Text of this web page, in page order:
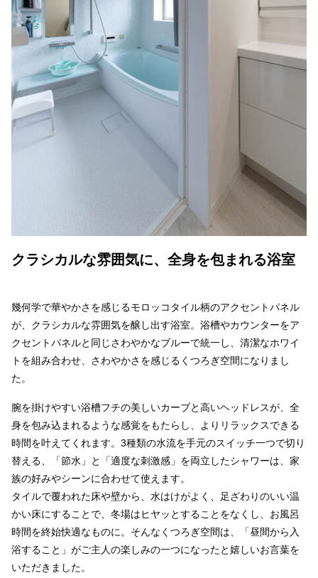
クラシカルな雰囲気に、全身を包まれる浴室
幾何学で華やかさを感じるモロッコタイル柄のアクセントパネル
が、クラシカルな雰囲気を醸し出す浴室。浴槽やカウンターをア
クセントパネルと同じさわやかなブルーで統一し、清潔なホワイ
トを組み合わせ、さわやかさを感じるくつろぎ空間になりまし
た。
腕を掛けやすい浴槽フチの美しいカーブと高いヘッドレスが、全
身を包み込まれるような感覚をもたらし、よりリラックスできる
時間を叶えてくれます。3種類の水流を手元のスイッチ一つで切り
替える、「節水」と「適度な刺激感」を両立したシャワーは、家
族の好みやシーンに合わせて使えます。
タイルで覆われた床や壁から、水はけがよく、足ざわりのいい温
かい床にすることで、冬場はヒヤッとすることをなくし、お風呂
時間を終始快適なものに。そんなくつろぎ空間は、「昼間から入
浴すること」がご主人の楽しみの一つになったと嬉しいお言葉を
いただきました。